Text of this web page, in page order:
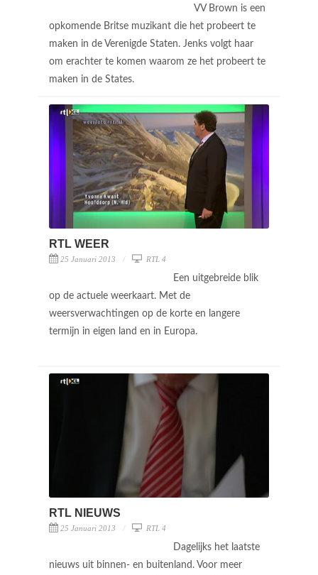
VV Brown is een
opkomende Britse muzikant die het probeert te
maken in de Verenigde Staten. Jenks volgt haar
om erachter te komen waarom ze het probeert te
maken in de States.
RTL WEER
25 Januari 2013 RTL 4
Een uitgebreide blik
op de actuele weerkaart. Met de
weersverwachtingen op de korte en langere
termijn in eigen land en in Europa.
RTL NIEUWS
25 Januari 2013 RTL 4
Dagelijks het laatste
nieuws uit binnen- en buitenland. Voor meer